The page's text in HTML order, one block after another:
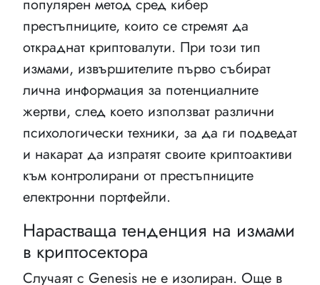
популярен метод сред кибер
престъпниците, които се стремят да
откраднат криптовалути. При този тип
измами, извършителите първо събират
лична информация за потенциалните
жертви, след което използват различни
психологически техники, за да ги подведат
и накарат да изпратят своите криптоактиви
към контролирани от престъпниците
електронни портфейли.
Нарастваща тенденция на измами
в криптосектора
Случаят с Genesis не е изолиран. Още в